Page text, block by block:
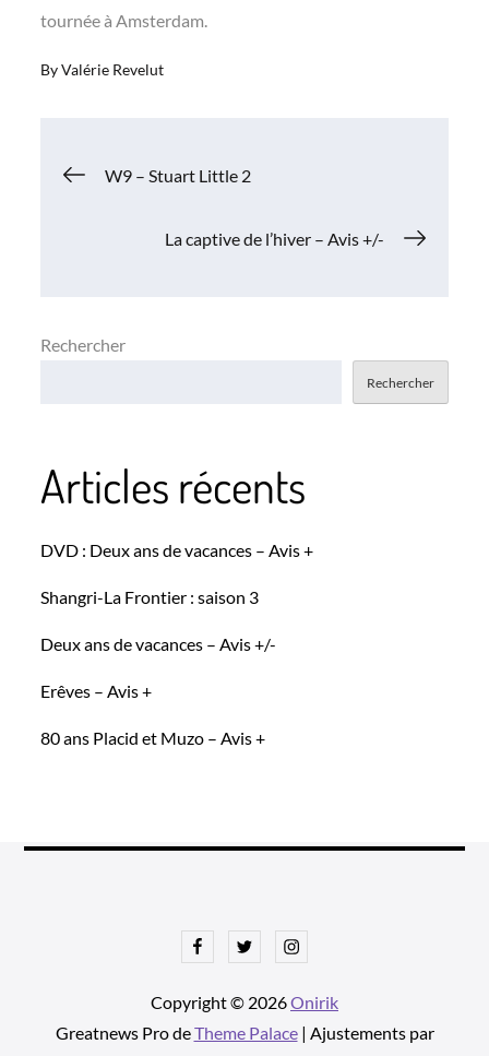
tournée à Amsterdam.
ByValérie Revelut
Navigation
W9 – Stuart Little 2
La captive de l’hiver – Avis +/-
Rechercher
Rechercher
Articles récents
DVD : Deux ans de vacances – Avis +
Shangri-La Frontier : saison 3
Deux ans de vacances – Avis +/-
Erêves – Avis +
80 ans Placid et Muzo – Avis +
FacebookTwitterInstagram
Copyright © 2026Onirik
Greatnews Pro deTheme Palace| Ajustements par